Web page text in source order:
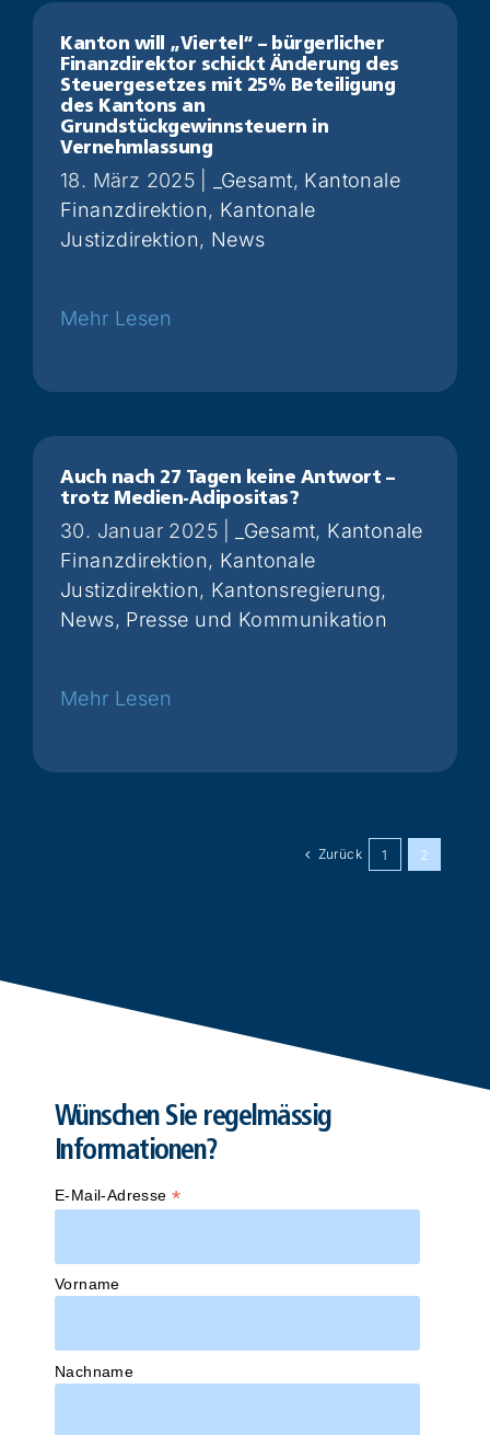
Kanton will „Viertel“ – bürgerlicher
Finanzdirektor schickt Änderung des
Steuergesetzes mit 25% Beteiligung
des Kantons an
Grundstückgewinnsteuern in
Vernehmlassung
18. März 2025 _Gesamt, Kantonale
Finanzdirektion, Kantonale
Justizdirektion, News
Auch nach 27 Tagen keine Antwort –
trotz Medien-Adipositas?
30. Januar 2025 _Gesamt, Kantonale
Finanzdirektion, Kantonale
Justizdirektion, Kantonsregierung,
News, Presse und Kommunikation
Zurück 1 2
Wünschen Sie regelmässig
Informationen?
E-Mail-Adresse*
Vorname
Nachname